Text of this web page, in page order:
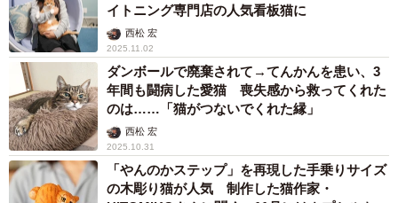
イトニング専門店の人気看板猫に
西松 宏
2025.11.02
ダンボールで廃棄されて→てんかんを患い、3
年間も闘病した愛猫 喪失感から救ってくれた
のは……「猫がつないでくれた縁」
西松 宏
2025.10.31
「やんのかステップ」を再現した手乗りサイズ
の木彫り猫が人気 制作した猫作家・